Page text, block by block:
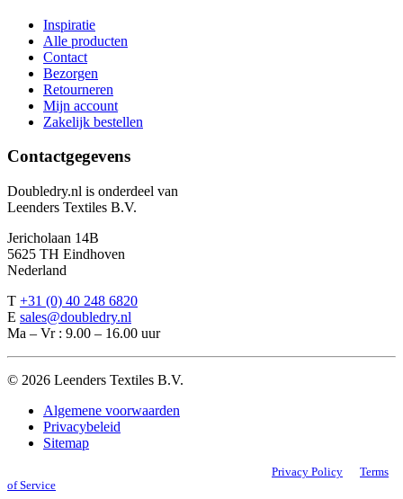
Inspiratie
Alle producten
Contact
Bezorgen
Retourneren
Mijn account
Zakelijk bestellen
Contactgegevens
Doubledry.nl is onderdeel van
Leenders Textiles B.V.
Jericholaan 14B
5625 TH Eindhoven
Nederland
T +31 (0) 40 248 6820
E sales@doubledry.nl
Ma – Vr : 9.00 – 16.00 uur
© 2026 Leenders Textiles B.V.
Algemene voorwaarden
Privacybeleid
Sitemap
Privacy Policy
Terms
of Service